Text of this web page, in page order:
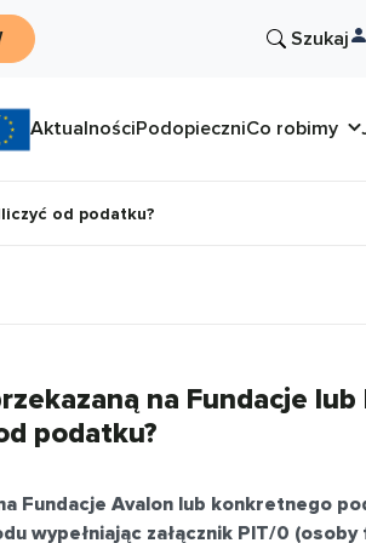
Szukaj
AktualnościPodopieczniCo robimy
od podatku?
na Fundacje
podatku?
Fundacje Avalon lub konkretnego
wypełniając załącznik PIT/0 (osoby